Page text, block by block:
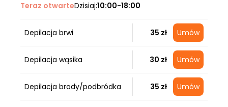
Teraz otwarteDzisiaj:10:00-18:00
Depilacja brwi 35 zł Umów
Depilacja wąsika 30 zł Umów
Depilacja brody/podbródka 35 zł Umów